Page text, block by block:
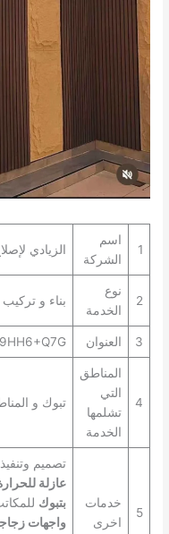
1
اسم
الشركة
الزيادي
2
نوع
الخدمة
بناء و
3 العنوان 9HH6+Q7G، المنشية القديمة، تبوك 47914
4
المناطق
التي
تشلمها
الخدمة
تبوك و
5
خدمات
اخرى
تصميم
عازلة
بتبوك
واجهات